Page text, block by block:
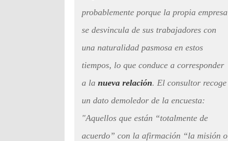
probablemente porque la propia empresa
se desvincula de sus trabajadores con
una naturalidad pasmosa en estos
tiempos, lo que conduce a corresponder
a la nueva relación. El consultor recoge
un dato demoledor de la encuesta:
"Aquellos que están “totalmente de
acuerdo” con la afirmación “la misión o